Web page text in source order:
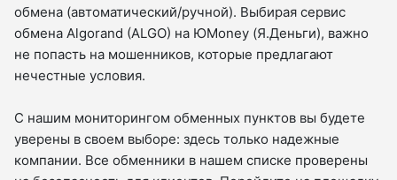
обмена (автоматический/ручной). Выбирая сервис
обмена Algorand (ALGO) на ЮMoney (Я.Деньги), важно
не попасть на мошенников, которые предлагают
нечестные условия.
С нашим мониторингом обменных пунктов вы будете
уверены в своем выборе: здесь только надежные
компании. Все обменники в нашем списке проверены